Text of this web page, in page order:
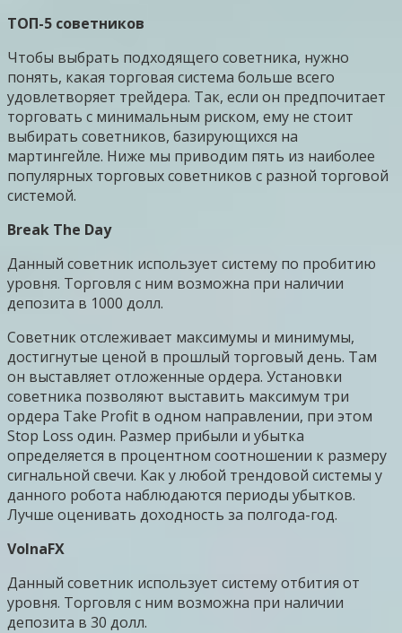
ТОП-5 советников
Чтобы выбрать подходящего советника, нужно
понять, какая торговая система больше всего
удовлетворяет трейдера. Так, если он предпочитает
торговать с минимальным риском, ему не стоит
выбирать советников, базирующихся на
мартингейле. Ниже мы приводим пять из наиболее
популярных торговых советников с разной торговой
системой.
Break The Day
Данный советник использует систему по пробитию
уровня. Торговля с ним возможна при наличии
депозита в 1000 долл.
Советник отслеживает максимумы и минимумы,
достигнутые ценой в прошлый торговый день. Там
он выставляет отложенные ордера. Установки
советника позволяют выставить максимум три
ордера Take Profit в одном направлении, при этом
Stop Loss один. Размер прибыли и убытка
определяется в процентном соотношении к размеру
сигнальной свечи. Как у любой трендовой системы у
данного робота наблюдаются периоды убытков.
Лучше оценивать доходность за полгода-год.
VolnaFX
Данный советник использует систему отбития от
уровня. Торговля с ним возможна при наличии
депозита в 30 долл.